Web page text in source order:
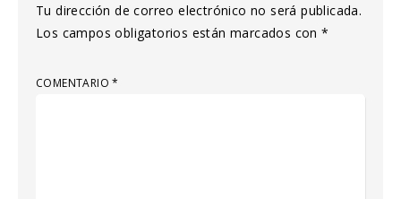
Tu dirección de correo electrónico no será publicada.
Los campos obligatorios están marcados con*
COMENTARIO*